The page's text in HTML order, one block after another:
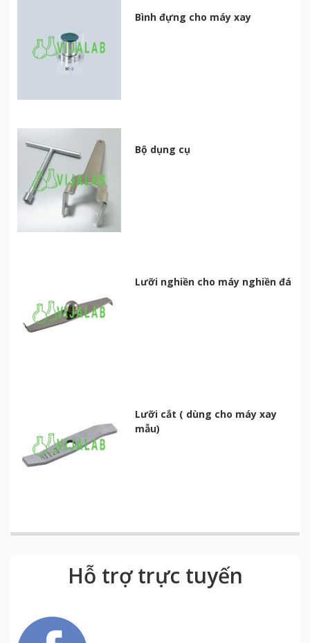
Bình đựng cho máy xay
Bộ dụng cụ
Lưỡi nghiền cho máy nghiền đá
Lưỡi cắt ( dùng cho máy xay
mẫu)
Hỗ trợ trực tuyến